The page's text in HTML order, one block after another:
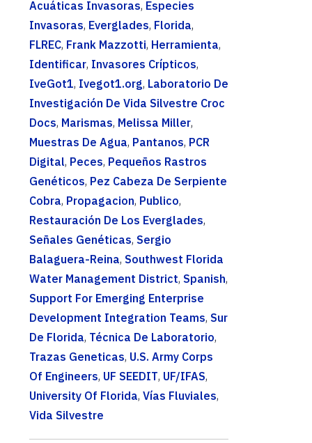
Acuáticas Invasoras, Especies
Invasoras, Everglades, Florida,
FLREC, Frank Mazzotti, Herramienta,
Identificar, Invasores Crípticos,
IveGot1, Ivegot1.org, Laboratorio De
Investigación De Vida Silvestre Croc
Docs, Marismas, Melissa Miller,
Muestras De Agua, Pantanos, PCR
Digital, Peces, Pequeños Rastros
Genéticos, Pez Cabeza De Serpiente
Cobra, Propagacion, Publico,
Restauración De Los Everglades,
Señales Genéticas, Sergio
Balaguera-Reina, Southwest Florida
Water Management District, Spanish,
Support For Emerging Enterprise
Development Integration Teams, Sur
De Florida, Técnica De Laboratorio,
Trazas Geneticas, U.S. Army Corps
Of Engineers, UF SEEDIT, UF/IFAS,
University Of Florida, Vías Fluviales,
Vida Silvestre